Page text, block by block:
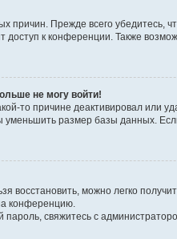
причин. Прежде всего убедитесь,
доступ к конференции. Также
не могу войти!
то причине деактивировал или
размер базы данных. Если
восстановить, можно легко
конференцию.
пароль, свяжитесь с